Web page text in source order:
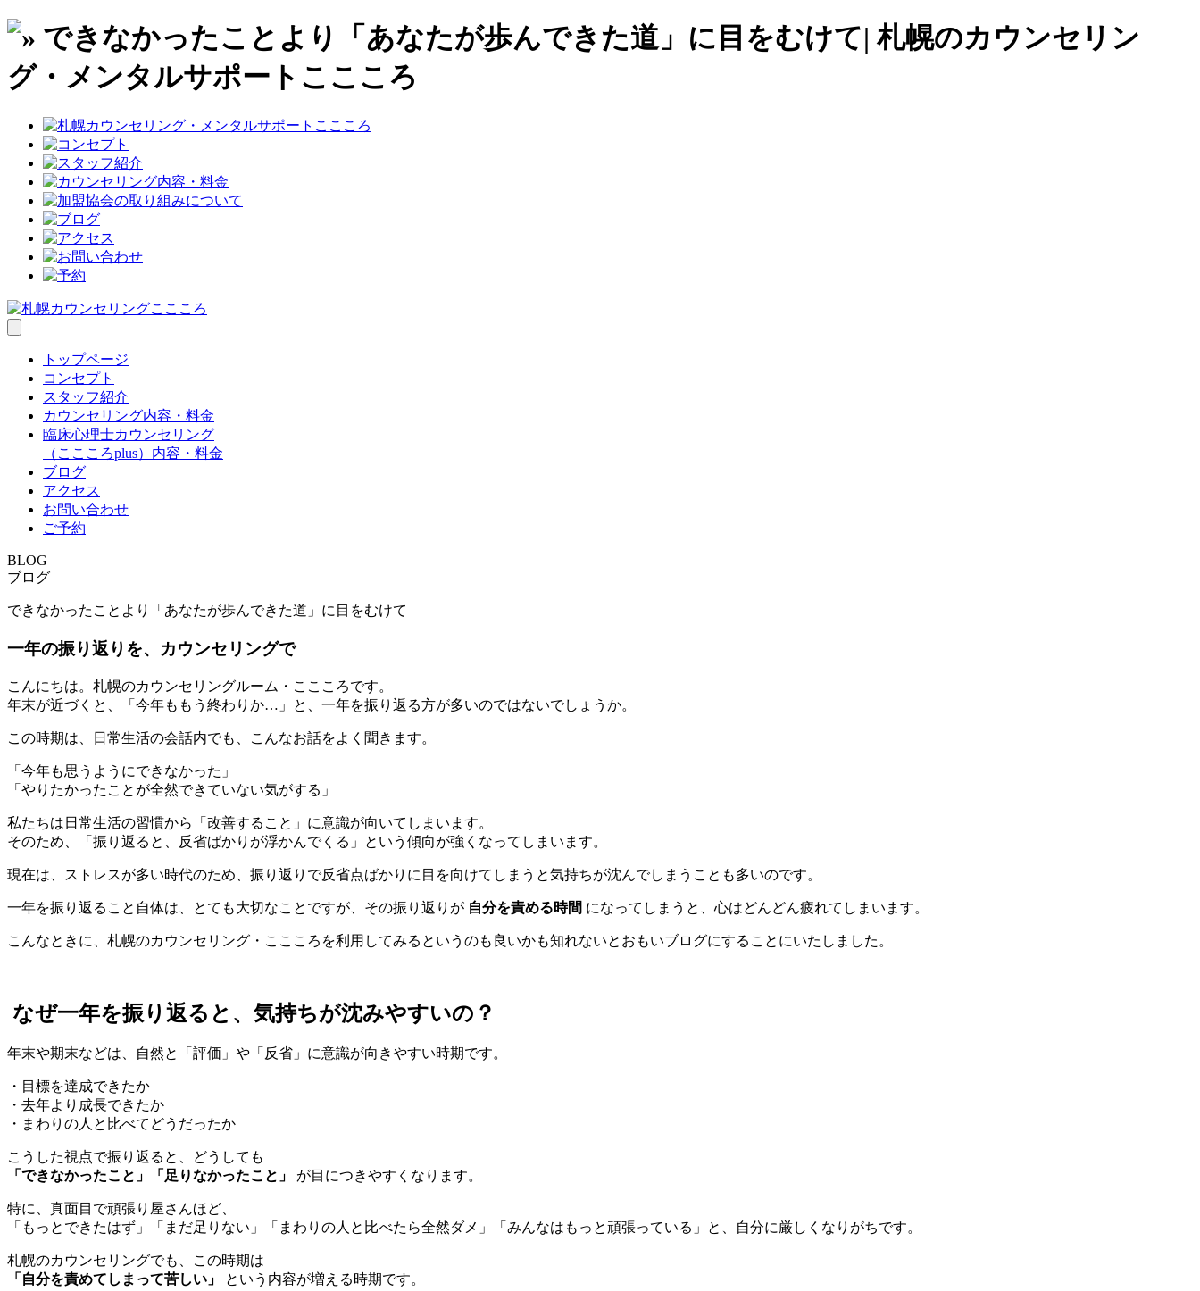
トップページ
コンセプト
スタッフ紹介
カウンセリング内容・料金
臨床心理士カウンセリング
（ここころplus）内容・料金
ブログ
アクセス
お問い合わせ
ご予約
BLOG
ブログ
できなかったことより「あなたが歩んできた道」に目をむけて
一年の振り返りを、カウンセリングで
こんにちは。札幌のカウンセリングルーム・ここころです。
年末が近づくと、「今年ももう終わりか…」と、一年を振り返る方が多いのではないでしょうか。
この時期は、日常生活の会話内でも、こんなお話をよく聞きます。
「今年も思うようにできなかった」
「やりたかったことが全然できていない気がする」
私たちは日常生活の習慣から「改善すること」に意識が向いてしまいます。
そのため、「振り返ると、反省ばかりが浮かんでくる」という傾向が強くなってしまいます。
現在は、ストレスが多い時代のため、振り返りで反省点ばかりに目を向けてしまうと気持ちが沈んでしまうことも多いのです。
一年を振り返ること自体は、とても大切なことですが、その振り返りが 自分を責める時間 になってしまうと、心はどんどん疲れてしまいます。
こんなときに、札幌のカウンセリング・ここころを利用してみるというのも良いかも知れないとおもいブログにすることにいたしました。
なぜ一年を振り返ると、気持ちが沈みやすいの？
年末や期末などは、自然と「評価」や「反省」に意識が向きやすい時期です。
・目標を達成できたか
・去年より成長できたか
・まわりの人と比べてどうだったか
こうした視点で振り返ると、どうしても
「できなかったこと」「足りなかったこと」
が目につきやすくなります。
特に、真面目で頑張り屋さんほど、
「もっとできたはず」「まだ足りない」「まわりの人と比べたら全然ダメ」「みんなはもっと頑張っている」と、自分に厳しくなりがちです。
札幌のカウンセリングでも、この時期は
「自分を責めてしまって苦しい」
という内容が増える時期です。